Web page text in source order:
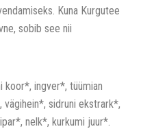
Kuna Kurgutee
sobib see nii
koor*, ingver*, tüümian
sidruni ekstrark*,
nelk*, kurkumi juur*.